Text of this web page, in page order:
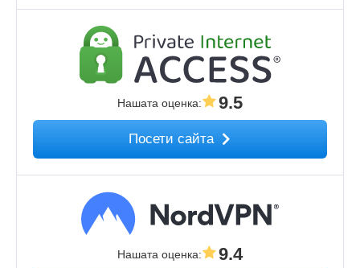
Нашата оценка: 9.5
Посети сайта
Нашата оценка: 9.4